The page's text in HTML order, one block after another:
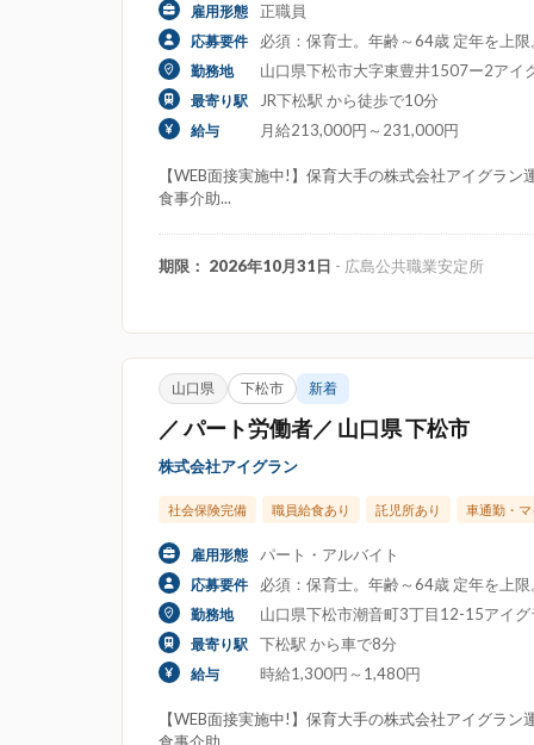
雇用形態 正職員
応募要件 必須：保育士。年齢～64歳 定年を上
勤務地 山口県下松市大字東豊井1507ー2アイ
最寄り駅 JR下松駅 から徒歩で10分
給与 月給213,000円～231,000円
【WEB面接実施中!】保育大手の株式会社アイグラ
食事介助...
期限： 2026年10月31日 - 広島公共職業安定所
山口県 下松市 新着
／ パート労働者／ 山口県 下松市
株式会社アイグラン
社会保険完備 職員給食あり 託児所あり 車通勤・
雇用形態 パート・アルバイト
応募要件 必須：保育士。年齢～64歳 定年を上
勤務地 山口県下松市潮音町3丁目12-15アイ
最寄り駅 下松駅 から車で8分
給与 時給1,300円～1,480円
【WEB面接実施中!】保育大手の株式会社アイグラ